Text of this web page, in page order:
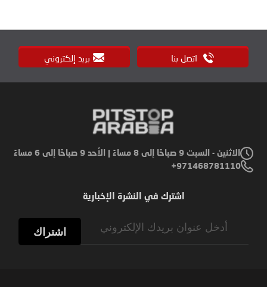
اتصل بنا بريد إلكتروني
الاثنين - السبت 9 صباحًا إلى 8 مساءً | الأحد 9 صباحًا إلى 6 مساءً
971468781110+
اشترك في النشرة الإخبارية
اشتراك